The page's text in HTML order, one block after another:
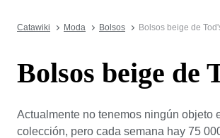
Catawiki Moda Bolsos Bolsos beige de
Bolsos beige de
Actualmente no tenemos ningún objeto
colección, pero cada semana hay 75